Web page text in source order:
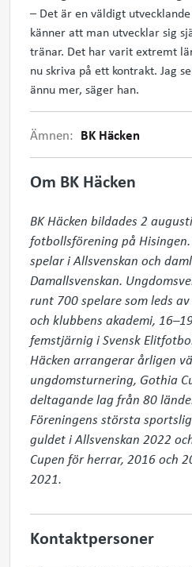
– Det är en väldigt
känner att man utvecklar sig
tränar. Det har varit extremt
nu skriva på ett kontrakt. Jag
ännu mer, säger han.
Ämnen: BK Häcken
Om BK Häcken
BK Häcken bildades 2
fotbollsförening på
spelar i Allsvenskan och
Damallsvenskan.
runt 700 spelare som leds
och klubbens akademi,
femstjärnig i Svensk
Häcken arrangerar årligen
ungdomsturnering, Gothia
deltagande lag från 80
Föreningens största
guldet i Allsvenskan 2022
Cupen för herrar, 2016 och
2021.
Kontaktpersoner